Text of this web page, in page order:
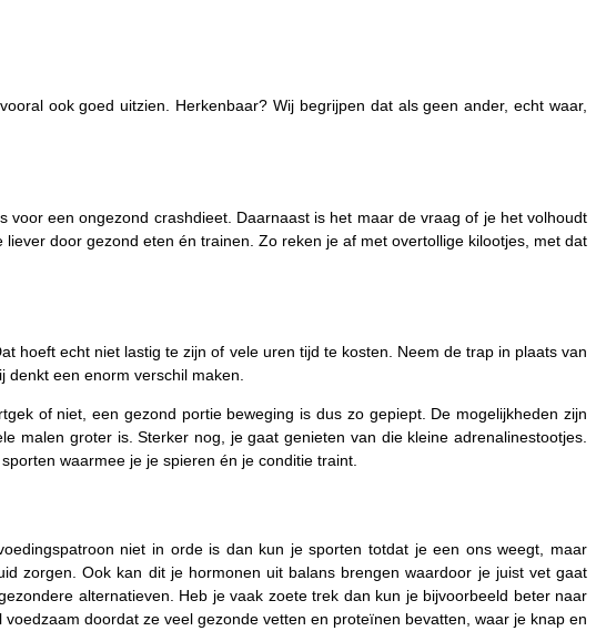
ook goed uitzien. Herkenbaar? Wij begrijpen dat als geen ander, echt waar,
een ongezond crashdieet. Daarnaast is het maar de vraag of je het volhoudt
door gezond eten én trainen. Zo reken je af met overtollige kilootjes, met dat
hoeft echt niet lastig te zijn of vele uren tijd te kosten. Neem de trap in plaats van
denkt een enorm verschil maken.
of niet, een gezond portie beweging is dus zo gepiept. De mogelijkheden zijn
malen groter is. Sterker nog, je gaat genieten van die kleine adrenalinestootjes.
waarmee je je spieren én je conditie traint.
niet in orde is dan kun je sporten totdat je een ons weegt, maar
zorgen. Ook kan dit je hormonen uit balans brengen waardoor je juist vet gaat
alternatieven. Heb je vaak zoete trek dan kun je bijvoorbeeld beter naar
doordat ze veel gezonde vetten en proteïnen bevatten, waar je knap en